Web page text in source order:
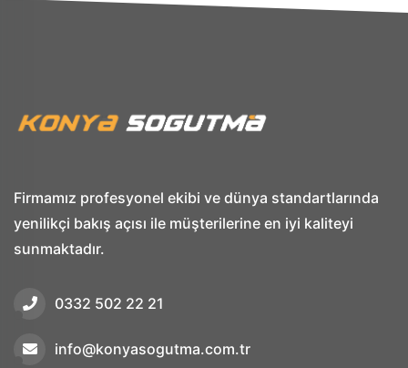
Firmamız profesyonel ekibi ve dünya standartlarında
yenilikçi bakış açısı ile müşterilerine en iyi kaliteyi
sunmaktadır.
0332 502 22 21
info@konyasogutma.com.tr